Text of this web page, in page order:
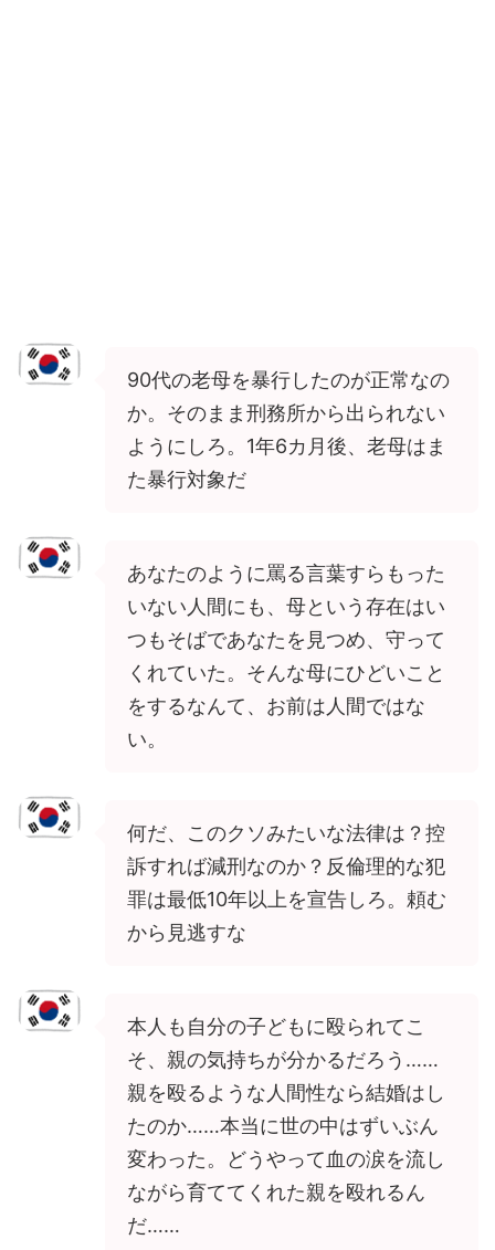
90代の老母を暴行したのが正常なの
か。そのまま刑務所から出られない
ようにしろ。1年6カ月後、老母はま
た暴行対象だ
あなたのように罵る言葉すらもった
いない人間にも、母という存在はい
つもそばであなたを見つめ、守って
くれていた。そんな母にひどいこと
をするなんて、お前は人間ではな
い。
何だ、このクソみたいな法律は？控
訴すれば減刑なのか？反倫理的な犯
罪は最低10年以上を宣告しろ。頼む
から見逃すな
本人も自分の子どもに殴られてこ
そ、親の気持ちが分かるだろう……
親を殴るような人間性なら結婚はし
たのか……本当に世の中はずいぶん
変わった。どうやって血の涙を流し
ながら育ててくれた親を殴れるん
だ……